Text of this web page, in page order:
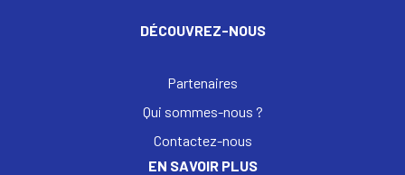
DÉCOUVREZ-NOUS
Partenaires
Qui sommes-nous ?
Contactez-nous
EN SAVOIR PLUS